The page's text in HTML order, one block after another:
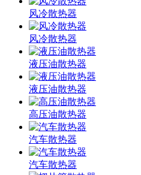
风冷散热器
风冷散热器
液压油散热器
液压油散热器
高压油散热器
汽车散热器
汽车散热器